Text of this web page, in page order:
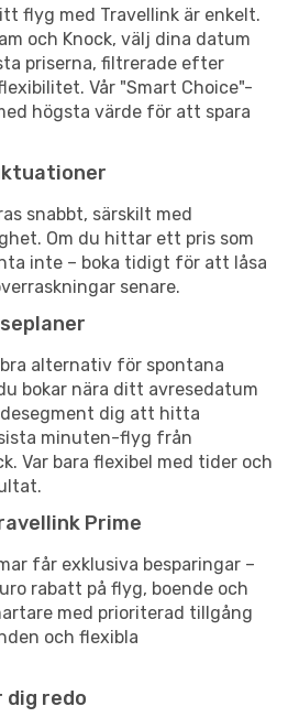
flyg med Travellink är enkelt.
och Knock, välj dina datum
priserna, filtrerade efter
Vår "Smart Choice"-
högsta värde för att spara
snabbt, särskilt med
Om du hittar ett pris som
inte – boka tidigt för att låsa
senare.
alternativ för spontana
bokar nära ditt avresedatum
dig att hitta
minuten-flyg från
Var bara flexibel med tider och
Prime
får exklusiva besparingar –
rabatt på flyg, boende och
med prioriterad tillgång
och flexibla
dig redo